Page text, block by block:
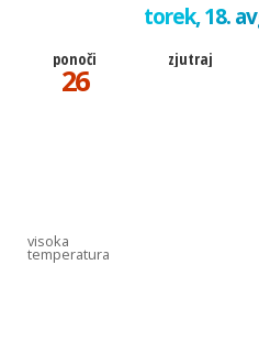
torek, 18.
ponoči
26
visoka
temperatura
zjutraj